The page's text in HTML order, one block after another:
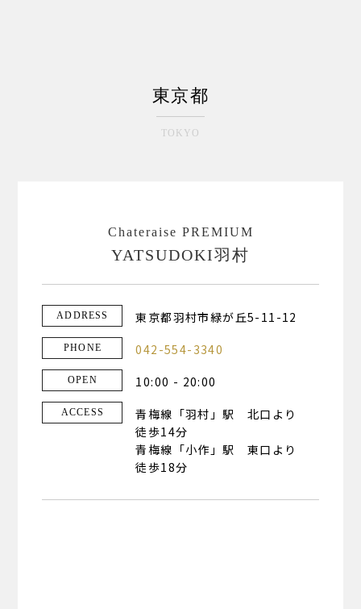
東京都
TOKYO
Chateraise PREMIUM
YATSUDOKI羽村
ADDRESS 東京都羽村市緑が丘5-11-12
PHONE 042-554-3340
OPEN 10:00 - 20:00
ACCESS
青梅線「羽村」駅 北口より
徒歩14分
青梅線「小作」駅 東口より
徒歩18分